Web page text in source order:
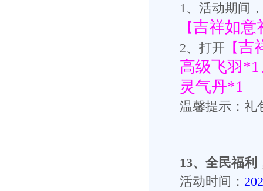
1、活动期间，
【吉祥如意
2、打开 【吉
高级飞羽
灵气丹*1
温馨提示：礼
13、 全民福利
活动时间：